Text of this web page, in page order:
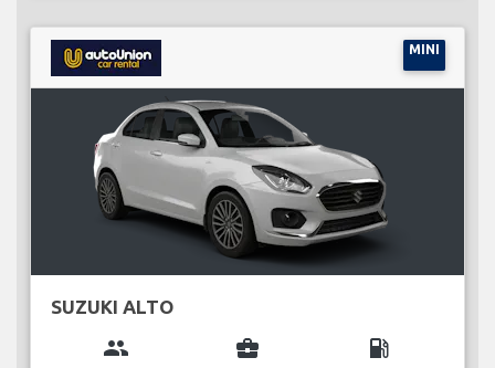
MINI
SUZUKI ALTO
group business_center local_gas_station